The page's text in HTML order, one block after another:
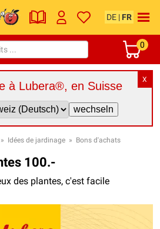
DE | FR
0
X
à Lubera®, en Suisse
» Idées de jardinage » Bons d'achats
100.-
des plantes, c'est facile